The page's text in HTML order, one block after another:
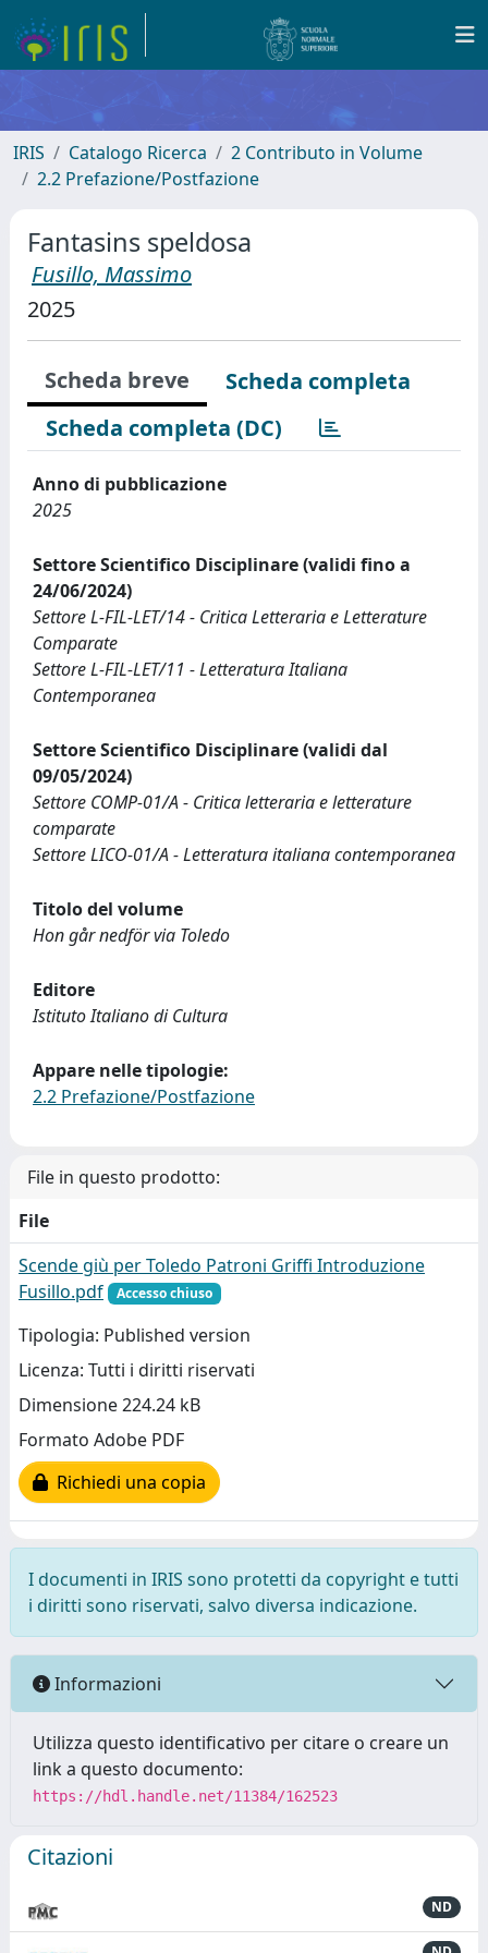
IRIS Catalogo Ricerca
2 Contributo in Volume
2.2 Prefazione/Postfazione
Fantasins speldosa
Fusillo, Massimo
2025
Scheda breve
Scheda completa
Scheda completa (DC)
Anno di pubblicazione
2025
Settore Scientifico Disciplinare (validi fino a
24/06/2024)
Settore L-FIL-LET/14 - Critica Letteraria e Letterature
Comparate
Settore L-FIL-LET/11 - Letteratura Italiana
Contemporanea
Settore Scientifico Disciplinare (validi dal
09/05/2024)
Settore COMP-01/A - Critica letteraria e letterature
comparate
Settore LICO-01/A - Letteratura italiana contemporanea
Titolo del volume
Hon går nedför via Toledo
Editore
Istituto Italiano di Cultura
Appare nelle tipologie:
2.2 Prefazione/Postfazione
File in questo prodotto:
File
Scende giù per Toledo Patroni Griffi Introduzione
Fusillo.pdf
Accesso chiuso
Tipologia: Published version
Licenza: Tutti i diritti riservati
Dimensione 224.24 kB
Formato Adobe PDF
Richiedi una copia
I documenti in IRIS sono protetti da copyright e tutti
i diritti sono riservati, salvo diversa indicazione.
Informazioni
Utilizza questo identificativo per citare o creare un
link a questo documento:
https://hdl.handle.net/11384/162523
Citazioni
ND